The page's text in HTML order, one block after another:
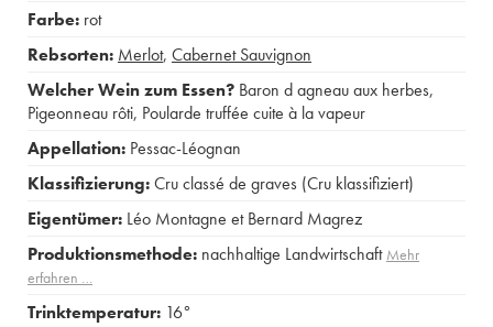
Farbe: rot
Rebsorten: Merlot, Cabernet Sauvignon
Welcher Wein zum Essen? Baron d agneau aux herbes,
Pigeonneau rôti, Poularde truffée cuite à la vapeur
Appellation: Pessac-Léognan
Klassifizierung:Cru classé de graves (Cru klassifiziert)
Eigentümer: Léo Montagne et Bernard Magrez
Produktionsmethode: nachhaltige Landwirtschaft Mehr
erfahren …
Trinktemperatur: 16°